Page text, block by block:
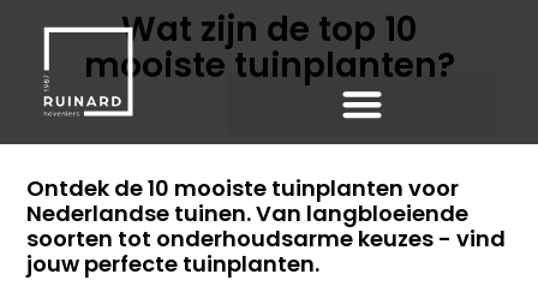
Wat zijn de top 10
mooiste tuinplanten?
Ontdek de 10 mooiste tuinplanten voor
Nederlandse tuinen. Van langbloeiende
soorten tot onderhoudsarme keuzes - vind
jouw perfecte tuinplanten.